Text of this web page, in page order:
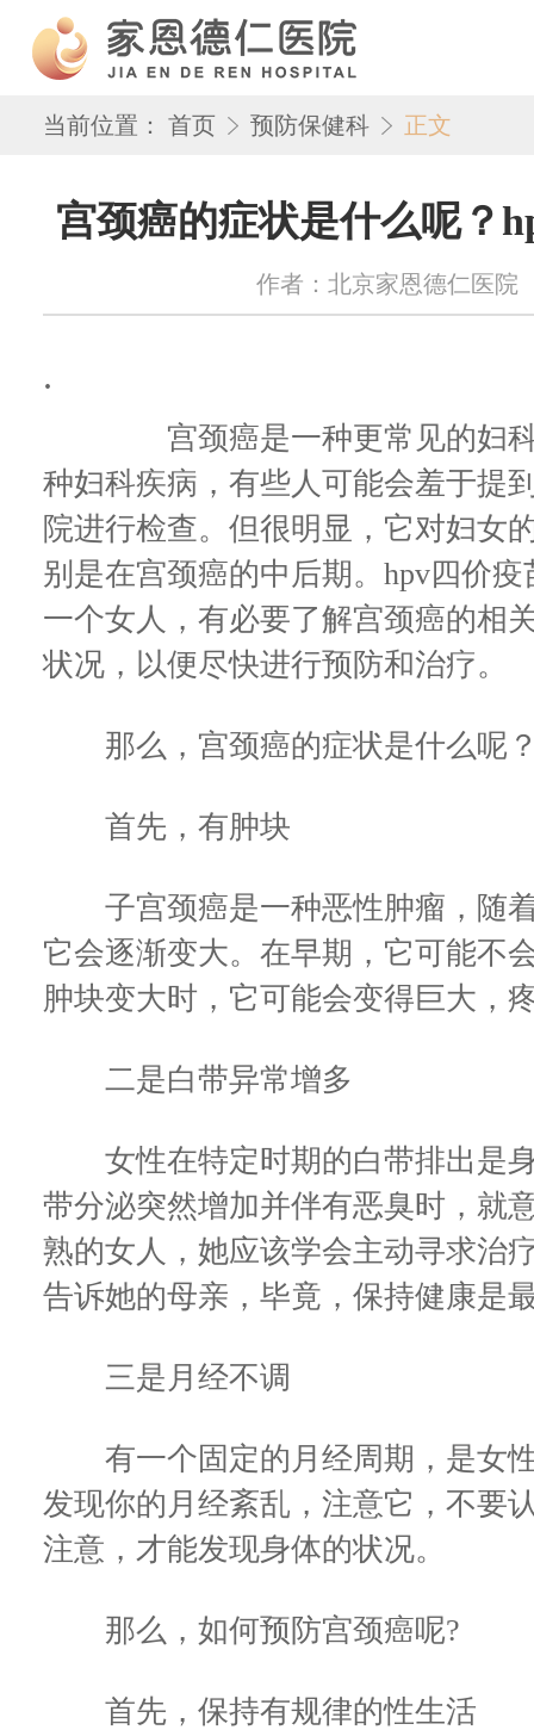
当前位置： 首页 预防保健科 正文
宫颈癌的症状是什么呢？
作者：北京家恩德仁医院
.
宫颈癌是一种更常见的妇科
种妇科疾病，有些人可能会羞于提
院进行检查。但很明显，它对妇女
别是在宫颈癌的中后期。hpv四价
一个女人，有必要了解宫颈癌的相
状况，以便尽快进行预防和治疗。
那么，宫颈癌的症状是什么呢
首先，有肿块
子宫颈癌是一种恶性肿瘤，随着
它会逐渐变大。在早期，它可能不
肿块变大时，它可能会变得巨大，
二是白带异常增多
女性在特定时期的白带排出是身
带分泌突然增加并伴有恶臭时，就
熟的女人，她应该学会主动寻求治
告诉她的母亲，毕竟，保持健康是
三是月经不调
有一个固定的月经周期，是女性
发现你的月经紊乱，注意它，不要
注意，才能发现身体的状况。
那么，如何预防宫颈癌呢?
首先，保持有规律的性生活